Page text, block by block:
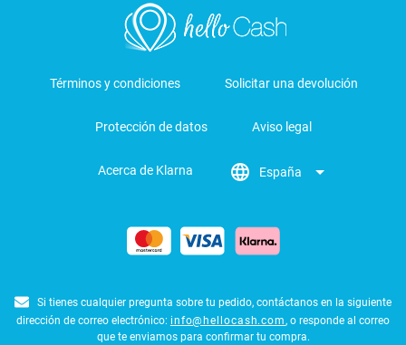
Términos y condiciones Solicitar una devolución
Protección de datos Aviso legal
Acerca de Klarna España
Si tienes cualquier pregunta sobre tu pedido, contáctanos en la siguiente
dirección de correo electrónico: info@hellocash.com, o responde al correo
que te enviamos para confirmar tu compra.